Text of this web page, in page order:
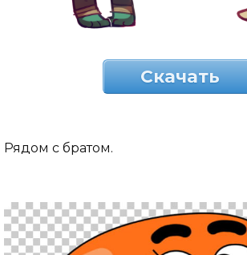
Скачать
Рядом с братом.